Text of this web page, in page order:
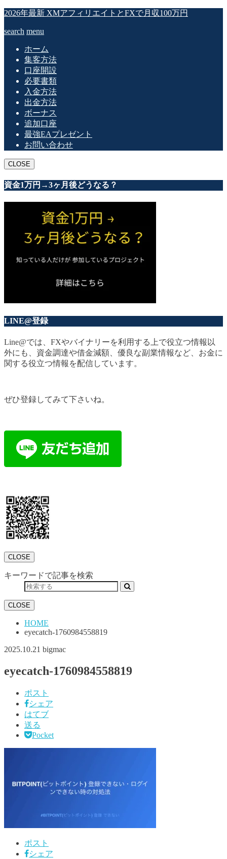
2026年最新 XMアフィリエイトとFXで月収100万円
search menu
ホーム
集客方法
口座開設
必要書類
入金方法
出金方法
ボーナス
追加口座
最強EAプレゼント
お問い合わせ
CLOSE
資金1万円→3ヶ月後どうなる？
LINE@登録
Line@では、FXやバイナリーを利用する上で役立つ情報以
外にも、資金調達や借金減額、優良な副業情報など、お金に
関する役立つ情報を配信しています。
ぜひ登録してみて下さいね。
CLOSE
キーワードで記事を検索
CLOSE
HOME
eyecatch-1760984558819
2025.10.21 bigmac
eyecatch-1760984558819
ポスト
シェア
はてブ
送る
Pocket
ポスト
シェア